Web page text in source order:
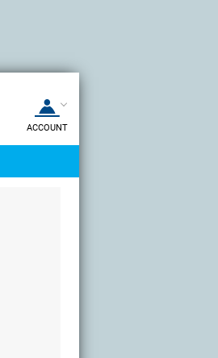
ACCOUNT